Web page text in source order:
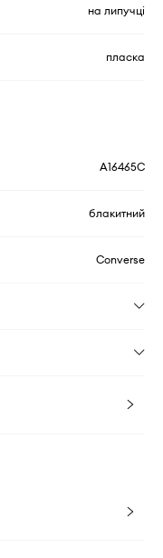
на липучці
пласка
A16465C
блакитний
Converse